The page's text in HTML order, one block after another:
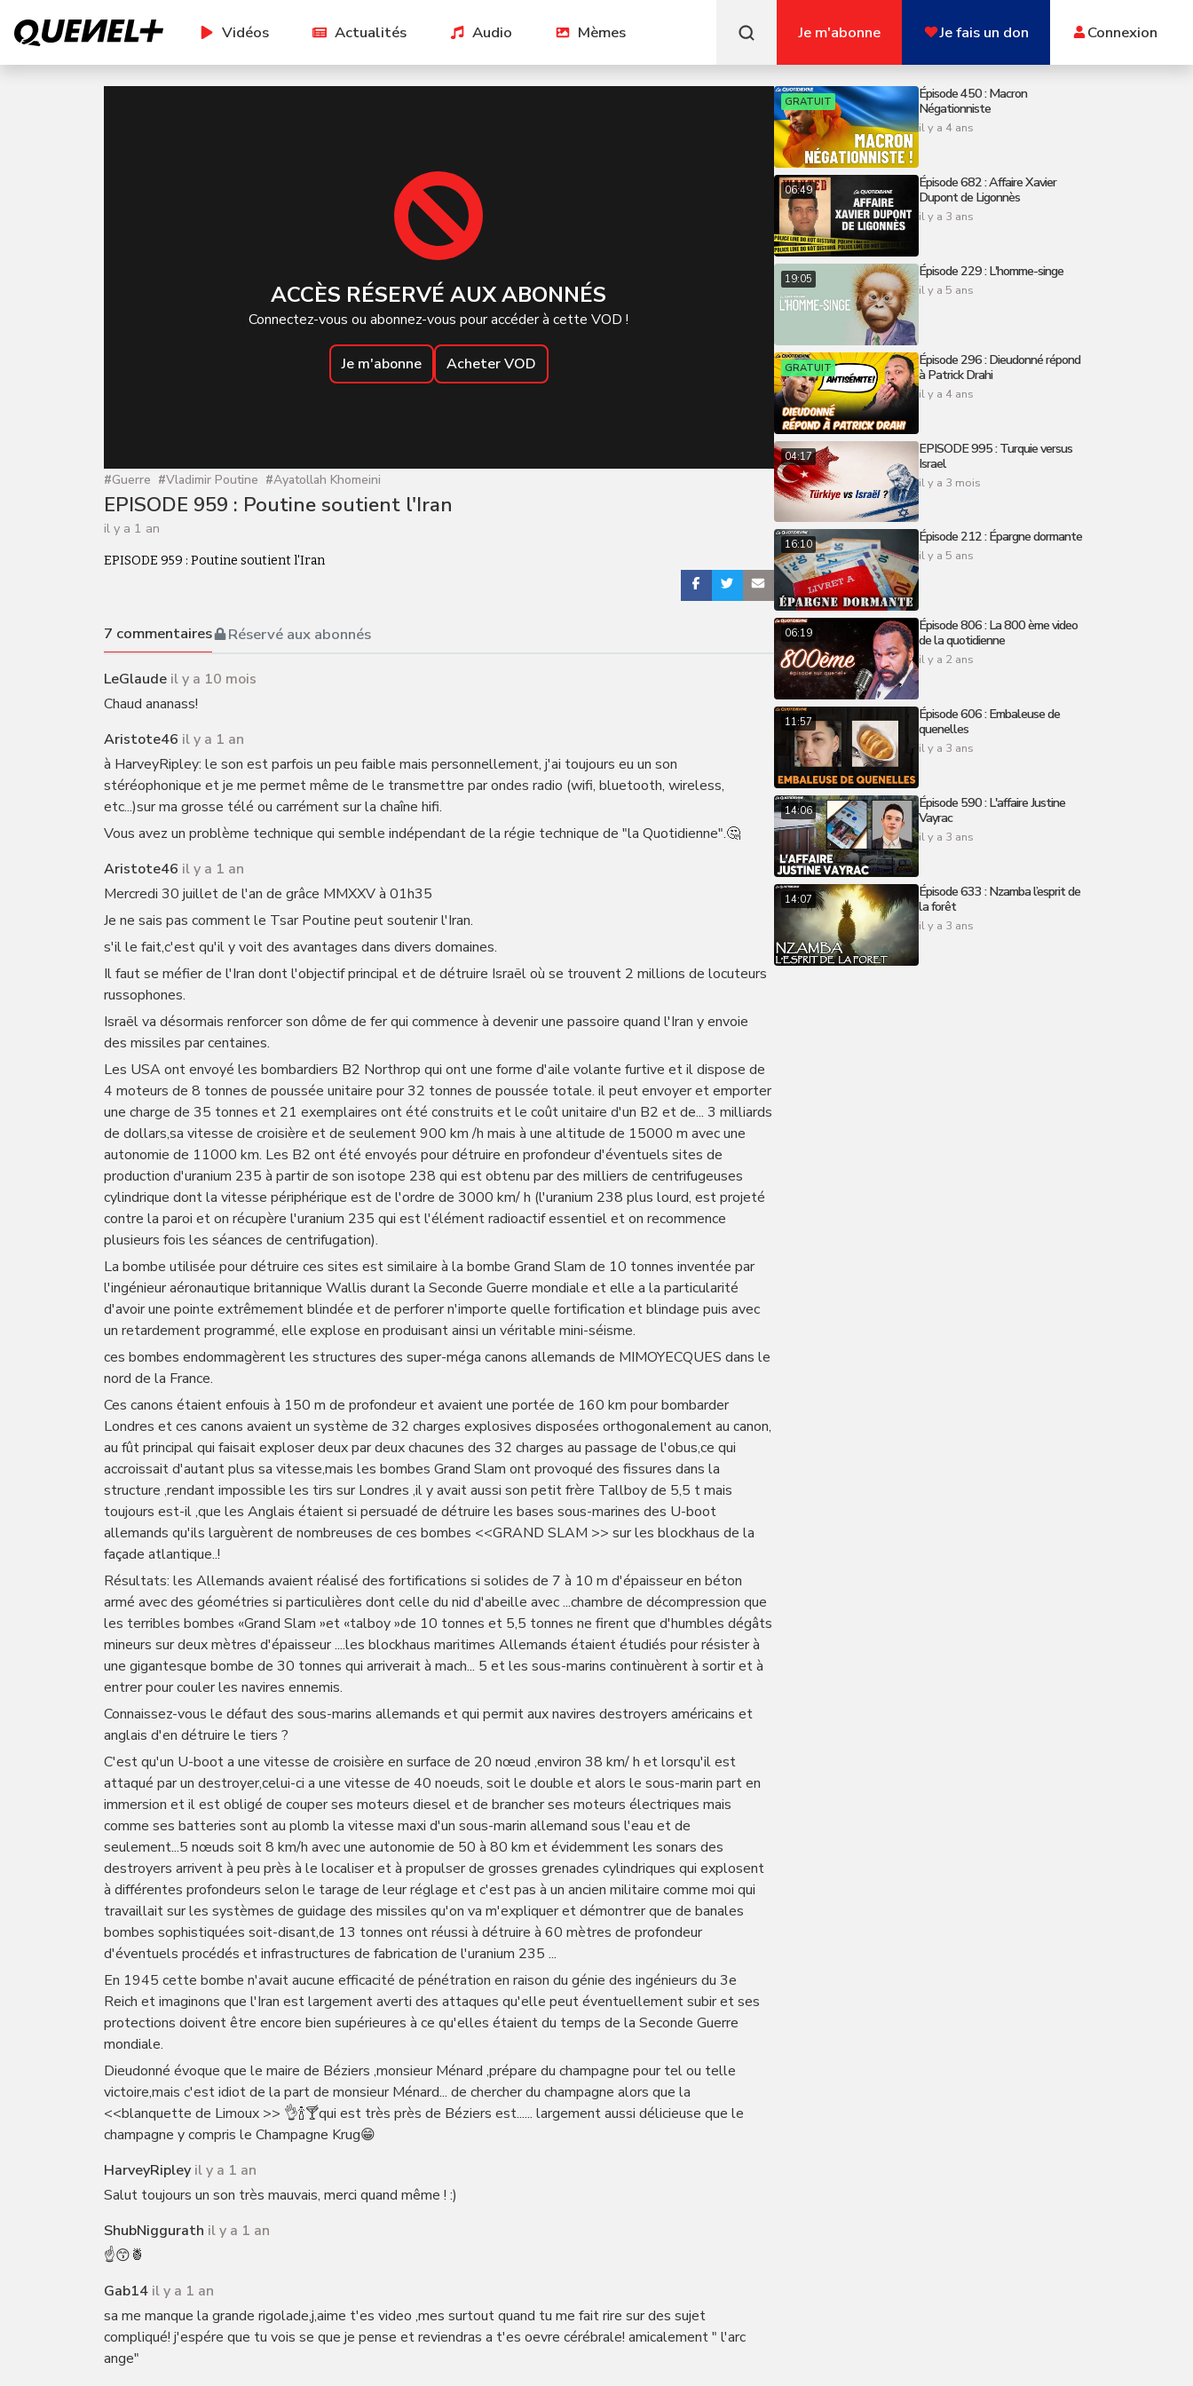
Vidéos Actualités Audio Mèmes Je m'abonne Je fais un don Connexion
ACCÈS RÉSERVÉ AUX ABONNÉS
Connectez-vous ou abonnez-vous pour accéder à cette VOD !
Je m'abonne Acheter VOD
#Guerre #Vladimir Poutine #Ayatollah Khomeini
EPISODE 959 : Poutine soutient l'Iran
il y a 1 an
EPISODE 959 : Poutine soutient l'Iran
7 commentaires Réservé aux abonnés
LeGlaude il y a 10 mois
Chaud ananass!
Aristote46 il y a 1 an
à HarveyRipley: le son est parfois un peu faible mais personnellement, j'ai toujours eu un son
stéréophonique et je me permet même de le transmettre par ondes radio (wifi, bluetooth, wireless,
etc...)sur ma grosse télé ou carrément sur la chaîne hifi.
Vous avez un problème technique qui semble indépendant de la régie technique de "la Quotidienne".🤔
Aristote46 il y a 1 an
Mercredi 30 juillet de l'an de grâce MMXXV à 01h35
Je ne sais pas comment le Tsar Poutine peut soutenir l'Iran.
s'il le fait,c'est qu'il y voit des avantages dans divers domaines.
Il faut se méfier de l'Iran dont l'objectif principal et de détruire Israël où se trouvent 2 millions de locuteurs
russophones.
Israël va désormais renforcer son dôme de fer qui commence à devenir une passoire quand l'Iran y envoie
des missiles par centaines.
Les USA ont envoyé les bombardiers B2 Northrop qui ont une forme d'aile volante furtive et il dispose de
4 moteurs de 8 tonnes de poussée unitaire pour 32 tonnes de poussée totale. il peut envoyer et emporter
une charge de 35 tonnes et 21 exemplaires ont été construits et le coût unitaire d'un B2 et de... 3 milliards
de dollars,sa vitesse de croisière et de seulement 900 km /h mais à une altitude de 15000 m avec une
autonomie de 11000 km. Les B2 ont été envoyés pour détruire en profondeur d'éventuels sites de
production d'uranium 235 à partir de son isotope 238 qui est obtenu par des milliers de centrifugeuses
cylindrique dont la vitesse périphérique est de l'ordre de 3000 km/ h (l'uranium 238 plus lourd, est projeté
contre la paroi et on récupère l'uranium 235 qui est l'élément radioactif essentiel et on recommence
plusieurs fois les séances de centrifugation).
La bombe utilisée pour détruire ces sites est similaire à la bombe Grand Slam de 10 tonnes inventée par
l'ingénieur aéronautique britannique Wallis durant la Seconde Guerre mondiale et elle a la particularité
d'avoir une pointe extrêmement blindée et de perforer n'importe quelle fortification et blindage puis avec
un retardement programmé, elle explose en produisant ainsi un véritable mini-séisme.
ces bombes endommagèrent les structures des super-méga canons allemands de MIMOYECQUES dans le
nord de la France.
Ces canons étaient enfouis à 150 m de profondeur et avaient une portée de 160 km pour bombarder
Londres et ces canons avaient un système de 32 charges explosives disposées orthogonalement au canon,
au fût principal qui faisait exploser deux par deux chacunes des 32 charges au passage de l'obus,ce qui
accroissait d'autant plus sa vitesse,mais les bombes Grand Slam ont provoqué des fissures dans la
structure ,rendant impossible les tirs sur Londres ,il y avait aussi son petit frère Tallboy de 5,5 t mais
toujours est-il ,que les Anglais étaient si persuadé de détruire les bases sous-marines des U-boot
allemands qu'ils larguèrent de nombreuses de ces bombes <<GRAND SLAM >> sur les blockhaus de la
façade atlantique..!
Résultats: les Allemands avaient réalisé des fortifications si solides de 7 à 10 m d'épaisseur en béton
armé avec des géométries si particulières dont celle du nid d'abeille avec ...chambre de décompression que
les terribles bombes «Grand Slam »et «talboy »de 10 tonnes et 5,5 tonnes ne firent que d'humbles dégâts
mineurs sur deux mètres d'épaisseur ....les blockhaus maritimes Allemands étaient étudiés pour résister à
une gigantesque bombe de 30 tonnes qui arriverait à mach... 5 et les sous-marins continuèrent à sortir et à
entrer pour couler les navires ennemis.
Connaissez-vous le défaut des sous-marins allemands et qui permit aux navires destroyers américains et
anglais d'en détruire le tiers ?
C'est qu'un U-boot a une vitesse de croisière en surface de 20 nœud ,environ 38 km/ h et lorsqu'il est
attaqué par un destroyer,celui-ci a une vitesse de 40 noeuds, soit le double et alors le sous-marin part en
immersion et il est obligé de couper ses moteurs diesel et de brancher ses moteurs électriques mais
comme ses batteries sont au plomb la vitesse maxi d'un sous-marin allemand sous l'eau et de
seulement...5 nœuds soit 8 km/h avec une autonomie de 50 à 80 km et évidemment les sonars des
destroyers arrivent à peu près à le localiser et à propulser de grosses grenades cylindriques qui explosent
à différentes profondeurs selon le tarage de leur réglage et c'est pas à un ancien militaire comme moi qui
travaillait sur les systèmes de guidage des missiles qu'on va m'expliquer et démontrer que de banales
bombes sophistiquées soit-disant,de 13 tonnes ont réussi à détruire à 60 mètres de profondeur
d'éventuels procédés et infrastructures de fabrication de l'uranium 235 ...
En 1945 cette bombe n'avait aucune efficacité de pénétration en raison du génie des ingénieurs du 3e
Reich et imaginons que l'Iran est largement averti des attaques qu'elle peut éventuellement subir et ses
protections doivent être encore bien supérieures à ce qu'elles étaient du temps de la Seconde Guerre
mondiale.
Dieudonné évoque que le maire de Béziers ,monsieur Ménard ,prépare du champagne pour tel ou telle
victoire,mais c'est idiot de la part de monsieur Ménard... de chercher du champagne alors que la
<<blanquette de Limoux >> 👌🍾🍸qui est très près de Béziers est...... largement aussi délicieuse que le
champagne y compris le Champagne Krug😁
HarveyRipley il y a 1 an
Salut toujours un son très mauvais, merci quand même ! :)
ShubNiggurath il y a 1 an
☝️😙🍍
Gab14 il y a 1 an
sa me manque la grande rigolade,j,aime t'es video ,mes surtout quand tu me fait rire sur des sujet
compliqué! j'espére que tu vois se que je pense et reviendras a t'es oevre cérébrale! amicalement " l'arc
ange"
GRATUIT
Épisode 450 : Macron
Négationniste
il y a 4 ans
06:49
Épisode 682 : Affaire Xavier
Dupont de Ligonnès
il y a 3 ans
19:05 Épisode 229 : L'homme-singe
il y a 5 ans
GRATUIT
Épisode 296 : Dieudonné répond
à Patrick Drahi
il y a 4 ans
04:17
EPISODE 995 : Turquie versus
Israel
il y a 3 mois
16:10 Épisode 212 : Épargne dormante
il y a 5 ans
06:19
Épisode 806 : La 800 ème video
de la quotidienne
il y a 2 ans
11:57
Épisode 606 : Embaleuse de
quenelles
il y a 3 ans
14:06
Épisode 590 : L'affaire Justine
Vayrac
il y a 3 ans
14:07
Épisode 633 : Nzamba l’esprit de
la forêt
il y a 3 ans